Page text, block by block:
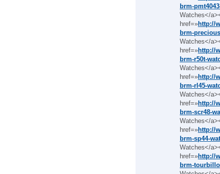
brm-
Watches</
href=»http://
brm-
Watches</
href=»http://
brm-r50t-
Watches</
href=»http://
brm-rl45-
Watches</
href=»http://
brm-scr48-
Watches</
href=»http://
brm-sp44-
Watches</
href=»http://
brm-